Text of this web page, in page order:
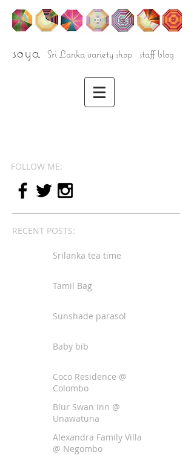
soya Sri Lanka variety shop staff blog
RECENT POSTS:
FOLLOW ME:
Srilanka tea time
Tamil Bag
Sunshade parasol
Baby bib
Coco Residence @
Colombo
Blur Swan Inn @
Unawatuna
Alexandra Family Villa
@ Negombo